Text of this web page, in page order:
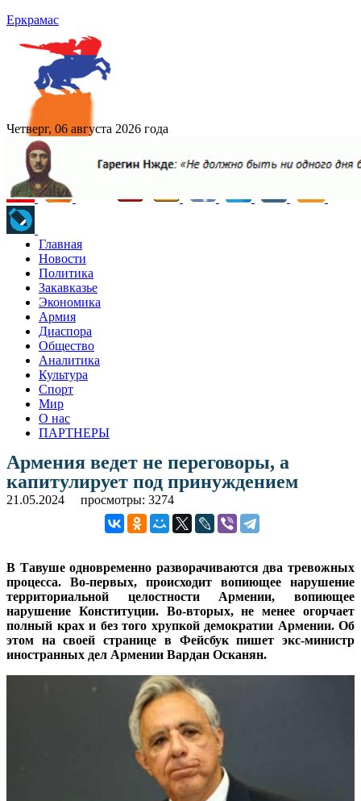
Еркрамас
Четверг, 06 августа 2026 года
Главная
Новости
Политика
Закавказье
Экономика
Армия
Диаспора
Общество
Аналитика
Культура
Спорт
Мир
О нас
ПАРТНЕРЫ
Армения ведет не переговоры, а
капитулирует под принуждением
21.05.2024 просмотры: 3274
В Тавуше одновременно разворачиваются два тревожных
процесса. Во-первых, происходит вопиющее нарушение
территориальной целостности Армении, вопиющее
нарушение Конституции. Во-вторых, не менее огорчает
полный крах и без того хрупкой демократии Армении. Об
этом на своей странице в Фейсбук пишет экс-министр
иностранных дел Армении Вардан Осканян.